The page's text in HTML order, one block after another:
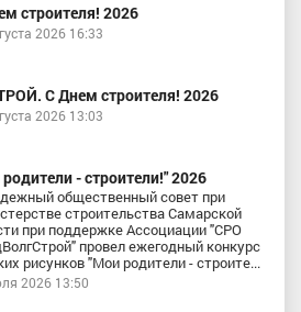
строителя! 2026
2026 16:33
С Днем строителя! 2026
2026 13:03
- строители!" 2026
общественный совет при
строительства Самарской
при поддержке Ассоциации "СРО
провел ежегодный конкурс
рисунков "Мои родители - строите...
2026 13:50